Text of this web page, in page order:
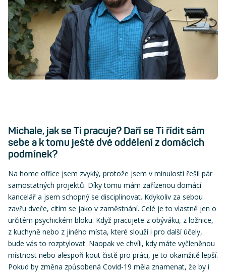
Michale, jak se Ti pracuje? Daří se Ti řídit sám
sebe a k tomu ještě dvě oddělení z domácích
podmínek?
Na home office jsem zvyklý, protože jsem v minulosti řešil pár
samostatných projektů. Díky tomu mám zařízenou domácí
kancelář a jsem schopný se disciplinovat. Kdykoliv za sebou
zavřu dveře, cítím se jako v zaměstnání. Celé je to vlastně jen o
určitém psychickém bloku. Když pracujete z obýváku, z ložnice,
z kuchyně nebo z jiného místa, které slouží i pro další účely,
bude vás to rozptylovat. Naopak ve chvíli, kdy máte vyčleněnou
místnost nebo alespoň kout čistě pro práci, je to okamžitě lepší.
Pokud by změna způsobená Covid-19 měla znamenat, že by i